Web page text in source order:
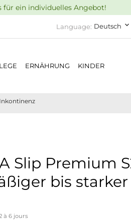
für ein individuelles Angebot!
Language: Deutsch keyboard_arrow_down
ERNÄHRUNG KINDER
Slip Premium
bis
à 6 jours